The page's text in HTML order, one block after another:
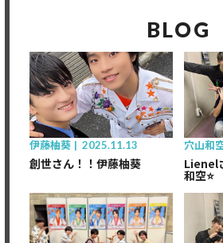
BLOG
伊藤柚葵 2025.11.13
創世さん！！伊藤柚葵
穴山和
Lienel
和空⭐️